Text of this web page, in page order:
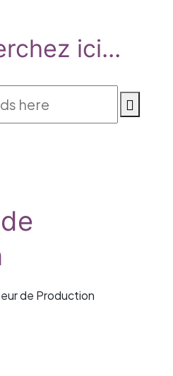
ici...
de Production